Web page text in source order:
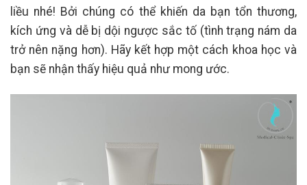
liều nhé! Bởi chúng có thể khiến da bạn tổn thương,
kích ứng và dễ bị dội ngược sắc tố (tình trạng nám da
trở nên nặng hơn). Hãy kết hợp một cách khoa học và
bạn sẽ nhận thấy hiệu quả như mong ước.